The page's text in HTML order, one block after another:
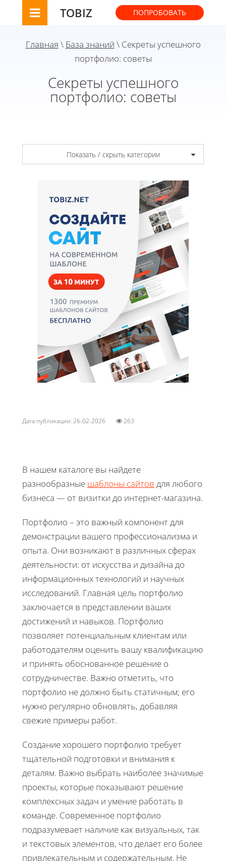
TOBIZ ПОПРОБОВАТЬ
Главная \ База знаний \ Секреты успешного
портфолио: советы
Секреты успешного
портфолио: советы
Показать / скрыть категории
Дата публикации: 26-02-2026 263
В нашем каталоге вы найдете
разнообразные шаблоны сайтов для любого
бизнеса — от визитки до интернет-магазина.
Портфолио – это важный компонент для
демонстрации вашего профессионализма и
опыта. Они возникают в различных сферах
деятельности: от искусства и дизайна до
информационных технологий и научных
исследований. Главная цель портфолио
заключается в представлении ваших
достижений и навыков. Портфолио
позволяет потенциальным клиентам или
работодателям оценить вашу квалификацию
и принять обоснованное решение о
сотрудничестве. Важно отметить, что
портфолио не должно быть статичным; его
нужно регулярно обновлять, добавляя
свежие примеры работ.
Создание хорошего портфолио требует
тщательной подготовки и внимания к
деталям. Важно выбрать наиболее значимые
проекты, которые показывают решение
комплексных задач и умение работать в
команде. Современное портфолио
подразумевает наличие как визуальных, так
и текстовых элементов, что делает его более
привлекательным и содержательным. Не